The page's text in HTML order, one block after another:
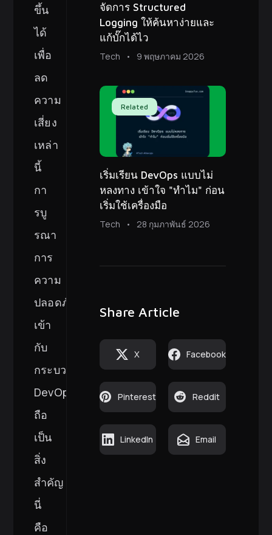
ขึ้น
ได้
เพื่อ
ลด
ความ
เสี่ยง
เหล่า
นี้
กา
รบู
รณา
การ
ความ
ปลอดภัย
เข้า
กับ
กระบวนการ
DevOps
ถือ
เป็น
สิ่ง
สำคัญ
นี่
คือ
จัดการ Structured
Logging ให้ค้นหาง่ายและ
แก้บั๊กได้ไว
Tech 9 พฤษภาคม 2026
Related
เริ่มเรียน DevOps แบบไม่
หลงทาง เข้าใจ "ทำไม" ก่อน
เริ่มใช้เครื่องมือ
Tech 28 กุมภาพันธ์ 2026
Share Article
X Facebook
Pinterest Reddit
LinkedIn Email